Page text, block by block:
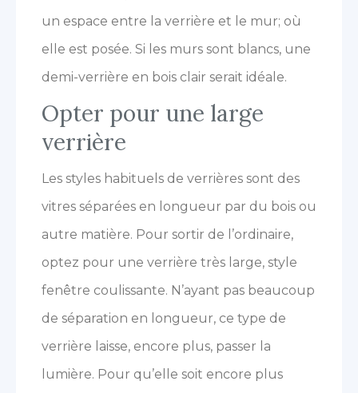
un espace entre la verrière et le mur; où
elle est posée. Si les murs sont blancs, une
demi-verrière en bois clair serait idéale.
Opter pour une large
verrière
Les styles habituels de verrières sont des
vitres séparées en longueur par du bois ou
autre matière. Pour sortir de l’ordinaire,
optez pour une verrière très large, style
fenêtre coulissante. N’ayant pas beaucoup
de séparation en longueur, ce type de
verrière laisse, encore plus, passer la
lumière. Pour qu’elle soit encore plus